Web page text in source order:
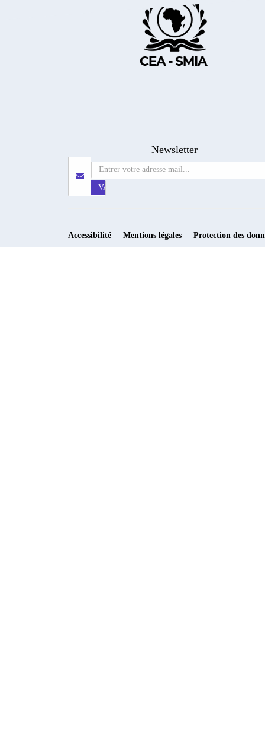
Newsletter
Accessibilité Mentions légales Protection des